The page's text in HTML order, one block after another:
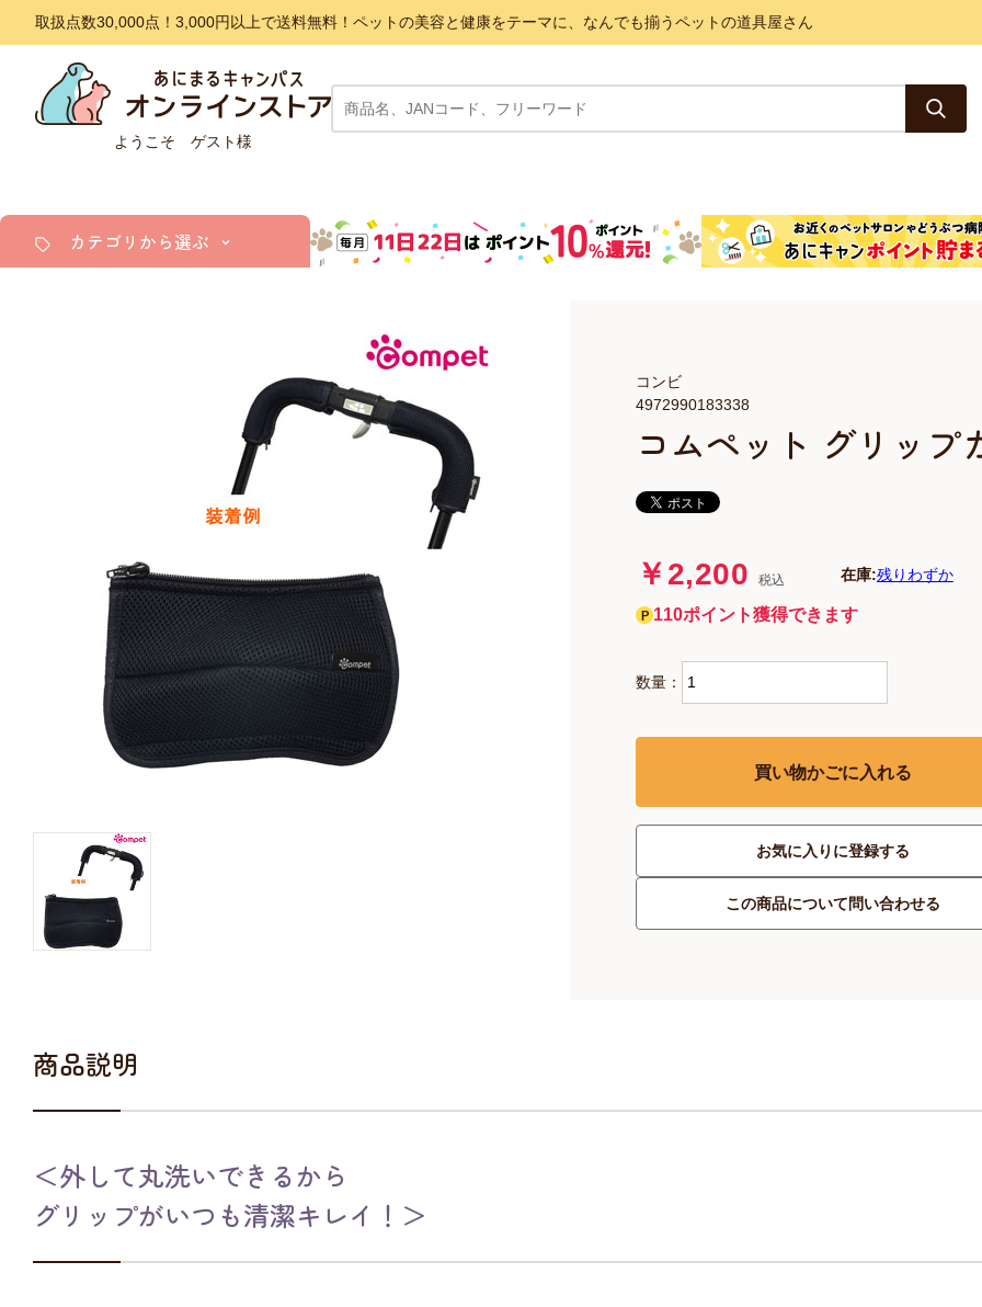
取扱点数30,000点！3,000円以上で送料無料！ペットの美容と健康をテーマに、なんでも揃うペットの道具屋さん
ようこそ ゲスト様
カテゴリから選ぶ
服・おさんぽ用品
日用品（デイリー）
リビング雑貨
トリマーグッズ
シニアサポート
コムペット グリップ
4972990183338
コンビ
￥2,200 税込 在庫:残りわずか
110ポイント獲得できます
数量：
買い物かごに入れる
お気に入りに登録する
この商品について問い合わせる
商品説明
＜外して丸洗いできるから
グリップがいつも清潔キレイ！＞